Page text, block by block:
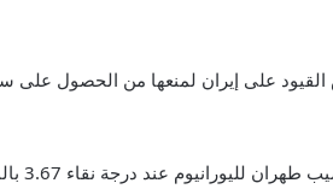
في 2015، تأمل واشنطن في استعادة بعض القيود على إيران
طهران لليورانيوم عند درجة نقاء 3.67